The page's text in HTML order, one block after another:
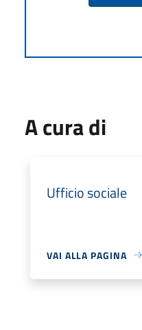
A cura di
Ufficio sociale
VAI ALLA PAGINA